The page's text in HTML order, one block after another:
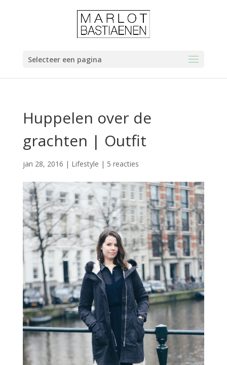
Selecteer een pagina
Huppelen over de
grachten | Outfit
jan 28, 2016 | Lifestyle | 5 reacties